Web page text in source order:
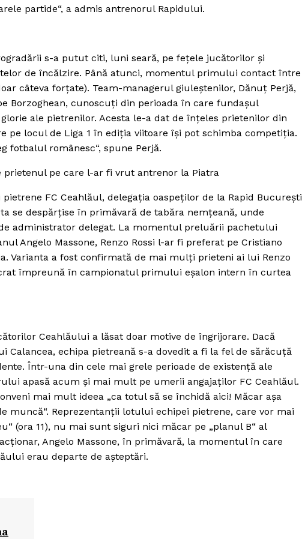
partide“, a admis antrenorul Rapidului.
s-a putut citi, luni seară, pe feţele jucătorilor şi
de încălzire. Până atunci, momentul primului contact între
câteva forţate). Team-managerul giuleştenilor, Dănuţ Perjă,
cunoscuţi din perioada în care fundaşul
ale pietrenilor. Acesta le-a dat de înţeles prietenilor din
locul de Liga 1 în ediţia viitoare îşi pot schimba competiţia.
fotbalul românesc“, spune Perjă.
prietenul pe care l-ar fi vrut antrenor la Piatra
FC Ceahlăul, delegaţia oaspeţilor de la Rapid Bucureşti
se despărţise în primăvară de tabăra nemţeană, unde
administrator delegat. La momentul preluării pachetului
Angelo Massone, Renzo Rossi l-ar fi preferat pe Cristiano
Varianta a fost confirmată de mai mulţi prieteni ai lui Renzo
împreună în campionatul primului eşalon intern în curtea
Ceahlăului a lăsat doar motive de îngrijorare. Dacă
echipa pietreană s-a dovedit a fi la fel de sărăcuţă
Într-una din cele mai grele perioade de existenţă ale
apasă acum şi mai mult pe umerii angajaţilor FC Ceahlăul.
mai mult ideea „ca totul să se închidă aici! Măcar aşa
Reprezentanţii lotului echipei pietrene, care vor mai
(ora 11), nu mai sunt siguri nici măcar pe „planul B“ al
Angelo Massone, în primăvară, la momentul în care
erau departe de aşteptări.